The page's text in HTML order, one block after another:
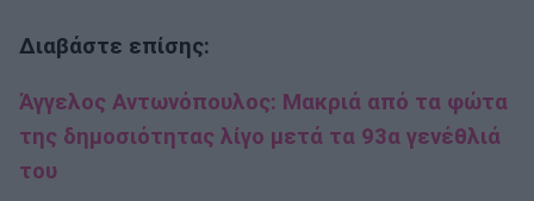
Διαβάστε επίσης:
Άγγελος Αντωνόπουλος: Μακριά από τα φώτα
της δημοσιότητας λίγο μετά τα 93α γενέθλιά
του